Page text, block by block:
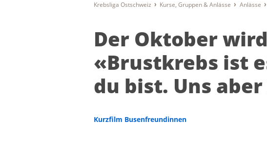
Krebsliga Ostschweiz Kurse, Gruppen & Anlässe Anlässe
Der Oktober
«Brustkrebs ist
du bist. Uns
Kurzfilm Busenfreundinnen